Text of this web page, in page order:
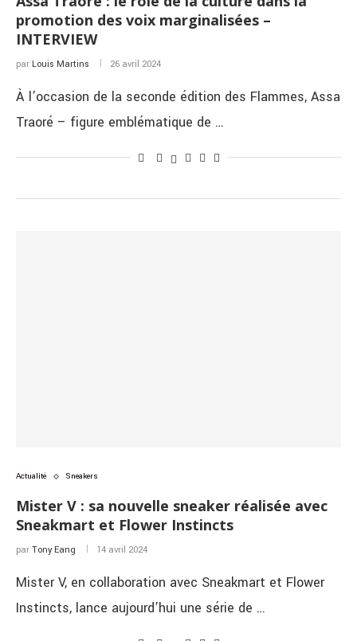
promotion des voix marginalisées –
INTERVIEW
par Louis Martins 26 avril 2024
À l’occasion de la seconde édition des Flammes, Assa
Traoré – figure emblématique de …
Actualité Sneakers
Mister V : sa nouvelle sneaker réalisée avec
Sneakmart et Flower Instincts
par Tony Eang 14 avril 2024
Mister V, en collaboration avec Sneakmart et Flower
Instincts, lance aujourd’hui une série de …